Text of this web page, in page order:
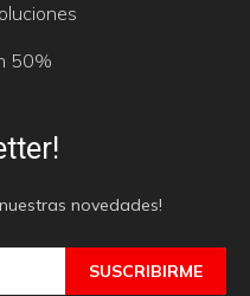
50%
novedades!
SUSCRIBIRME